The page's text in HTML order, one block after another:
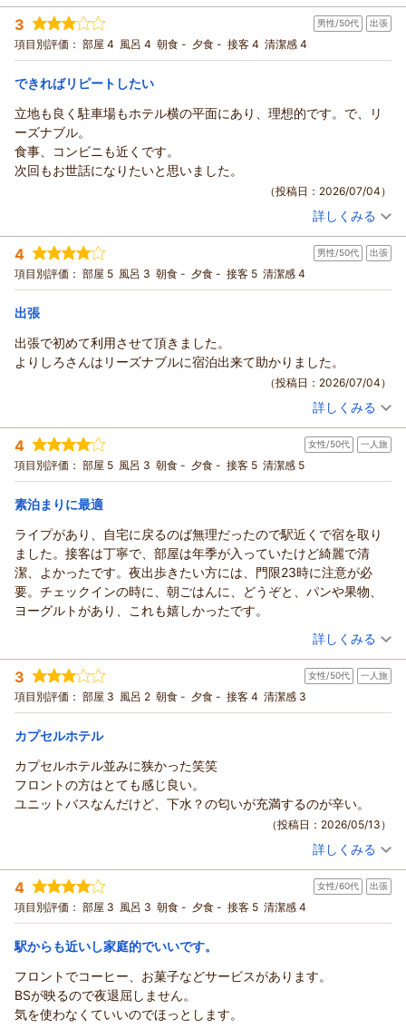
投稿者： みっちゃんさん(女性/40代)
宿泊プラン： 【禁煙】（和室）全室バストイレ完備★無料ＷiＦ、有線ＬＡＮ
接続可★素泊まり
和室 食事なし
宿泊価格帯： 6,001～7,000円(大人一人あたり/税込)
3 男性/50代 出張
項目別評価： 部屋 4 風呂 4 朝食 - 夕食 - 接客 4 清潔感 4
できればリピートしたい
立地も良く駐車場もホテル横の平面にあり、理想的です。で、リ
ーズナブル。
食事、コンビニも近くです。
次回もお世話になりたいと思いました。
（投稿日：2026/07/04）
投稿者： tostosさん(男性/50代)
宿泊プラン： 【禁煙】シングル素泊まりプラン★全室ＷiＦi＆有線ＬＡＮ接
続無料★
シングル 食事なし
宿泊価格帯： 4,001～5,000円(大人一人あたり/税込)
詳しくみる
4 男性/50代 出張
項目別評価： 部屋 5 風呂 3 朝食 - 夕食 - 接客 5 清潔感 4
出張
出張で初めて利用させて頂きました。
よりしろさんはリーズナブルに宿泊出来て助かりました。
（投稿日：2026/07/04）
投稿者： あべさん(男性/50代)
宿泊プラン： ツインルーム（喫煙可）☆全室無料ＷiＦi＆有線ＬＡＮ接続可
（素泊まり）
ツイン 食事なし
宿泊価格帯： 7,001～8,000円(大人一人あたり/税込)
詳しくみる
4 女性/50代 一人旅
項目別評価： 部屋 5 風呂 3 朝食 - 夕食 - 接客 5 清潔感 5
素泊まりに最適
ライプがあり、自宅に戻るのば無理だったので駅近くで宿を取り
ました。接客は丁寧で、部屋は年季が入っていたけど綺麗で清
潔、よかったです。夜出歩きたい方には、門限23時に注意が必
要。チェックインの時に、朝ごはんに、どうぞと、パンや果物、
ヨーグルトがあり、これも嬉しかったです。
（投稿日：2026/06/07）
宿泊時期： 2026年06月宿泊 (一人旅)
投稿者： かわちゃんさん
宿泊プラン： 【禁煙】シングル素泊まりプラン★全室ＷiＦi＆有線ＬＡＮ接
続無料★
シングル 食事なし
宿泊価格帯： 6,001～7,000円(大人一人あたり/税込)
詳しくみる
3 女性/50代 一人旅
項目別評価： 部屋 3 風呂 2 朝食 - 夕食 - 接客 4 清潔感 3
カプセルホテル
カプセルホテル並みに狭かった笑笑
フロントの方はとても感じ良い。
ユニットバスなんだけど、下水？の匂いが充満するのが辛い。
（投稿日：2026/05/13）
投稿者： みみたんさん(女性/50代)
宿泊プラン： シングル素泊まり（喫煙可）☆全室ＷiＦi＆有線ＬＡＮ接続無
料☆
シングル 食事なし
宿泊価格帯： 4,001～5,000円(大人一人あたり/税込)
詳しくみる
4 女性/60代 出張
項目別評価： 部屋 3 風呂 3 朝食 - 夕食 - 接客 5 清潔感 4
駅からも近いし家庭的でいいです。
フロントでコーヒー、お菓子などサービスがあります。
BSが映るので夜退屈しません。
気を使わなくていいのでほっとします。